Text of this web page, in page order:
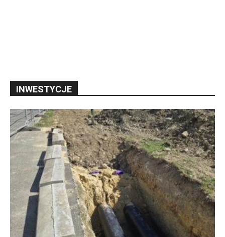
INWESTYCJE